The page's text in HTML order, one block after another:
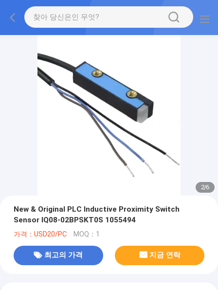
2/6
New & Original PLC Inductive Proximity Switch
Sensor IQ08-02BPSKT0S 1055494
가격：USD20/PC MOQ：1
최고의 가격 지금 연락